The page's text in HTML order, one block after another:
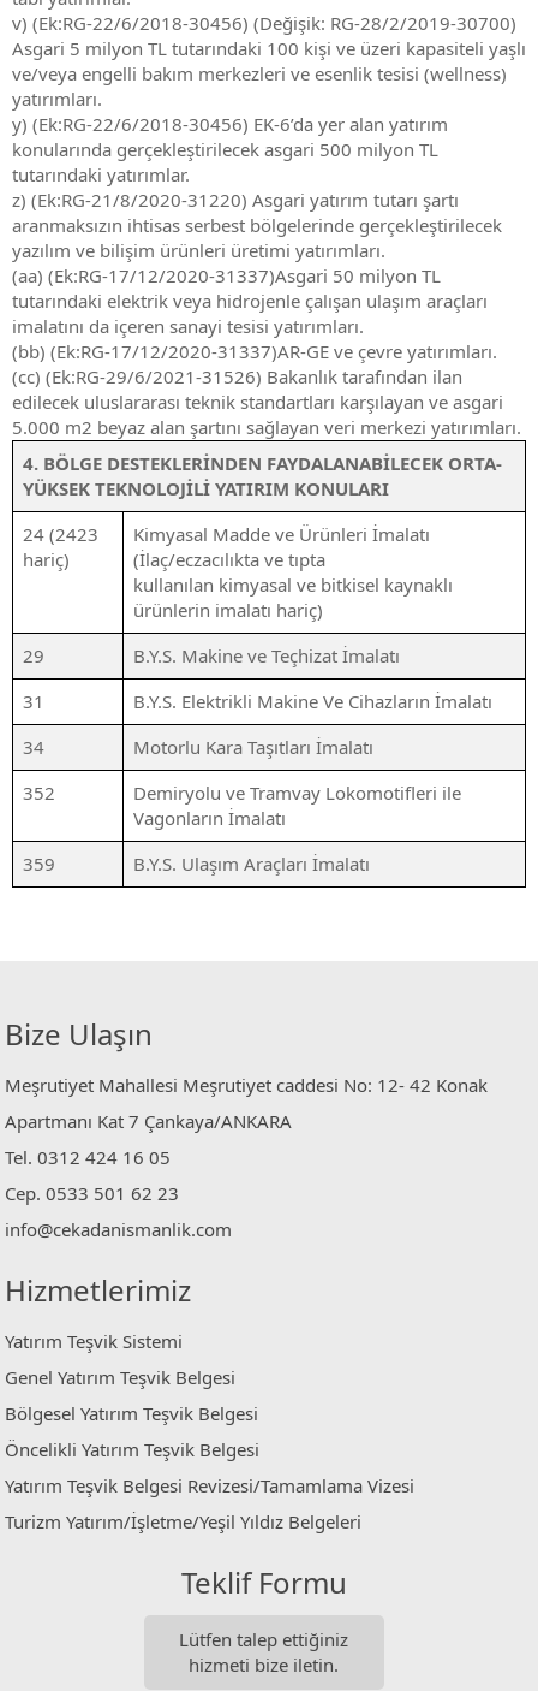
v) (Ek:RG-22/6/2018-30456) (Değişik: RG-28/2/2019-30700)
Asgari 5 milyon TL tutarındaki 100 kişi ve üzeri kapasiteli yaşlı
ve/veya engelli bakım merkezleri ve esenlik tesisi (wellness)
yatırımları.
y) (Ek:RG-22/6/2018-30456) EK-6’da yer alan yatırım
konularında gerçekleştirilecek asgari 500 milyon TL
tutarındaki yatırımlar.
z) (Ek:RG-21/8/2020-31220) Asgari yatırım tutarı şartı
aranmaksızın ihtisas serbest bölgelerinde gerçekleştirilecek
yazılım ve bilişim ürünleri üretimi yatırımları.
(aa) (Ek:RG-17/12/2020-31337)Asgari 50 milyon TL
tutarındaki elektrik veya hidrojenle çalışan ulaşım araçları
imalatını da içeren sanayi tesisi yatırımları.
(bb) (Ek:RG-17/12/2020-31337)AR-GE ve çevre yatırımları.
(cc) (Ek:RG-29/6/2021-31526) Bakanlık tarafından ilan
edilecek uluslararası teknik standartları karşılayan ve asgari
5.000 m2 beyaz alan şartını sağlayan veri merkezi yatırımları.
4. BÖLGE DESTEKLERİNDEN FAYDALANABİLECEK ORTA-
YÜKSEK TEKNOLOJİLİ YATIRIM KONULARI
24 (2423
hariç)
Kimyasal Madde ve Ürünleri İmalatı
(İlaç/eczacılıkta ve tıpta
kullanılan kimyasal ve bitkisel kaynaklı
ürünlerin imalatı hariç)
29
B.Y.S. Makine ve Teçhizat İmalatı
31
B.Y.S. Elektrikli Makine Ve Cihazların İmalatı
34
Motorlu Kara Taşıtları İmalatı
352
Demiryolu ve Tramvay Lokomotifleri ile
Vagonların İmalatı
359
B.Y.S. Ulaşım Araçları İmalatı
Bize Ulaşın
Meşrutiyet Mahallesi Meşrutiyet caddesi No: 12- 42 Konak
Apartmanı Kat 7 Çankaya/ANKARA
Tel. 0312 424 16 05
Cep. 0533 501 62 23
info@cekadanismanlik.com
Hizmetlerimiz
Yatırım Teşvik Sistemi
Genel Yatırım Teşvik Belgesi
Bölgesel Yatırım Teşvik Belgesi
Öncelikli Yatırım Teşvik Belgesi
Yatırım Teşvik Belgesi Revizesi/Tamamlama Vizesi
Turizm Yatırım/İşletme/Yeşil Yıldız Belgeleri
Teklif Formu
Lütfen talep ettiğiniz
hizmeti bize iletin.